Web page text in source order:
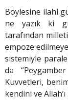
Böylesine ilahi
ne yazık ki
tarafından
empoze
sistemiyle
da
Kuvvetleri,
kendini ve